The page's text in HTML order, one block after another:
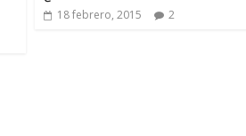
18 febrero, 2015 2